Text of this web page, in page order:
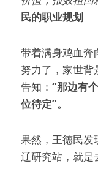
民的职业规划
带着满身鸡血奔
努力了，家世背
告知： “那边有
位待定”。
果然，王德民发
辽研究站，就是